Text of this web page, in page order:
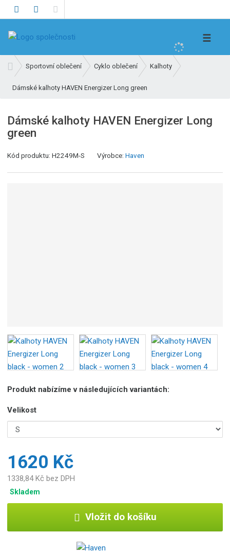
h
e
t
☰
v
o
í
s
r
Sportovní oblečení Cyklo oblečení Kalhoty
Dámské kalhoty HAVEN Energizer Long green
Dámské kalhoty HAVEN Energizer Long
green
Kód produktu:H2249M-S Výrobce:Haven
Produkt nabízíme v následujících variantách:
Velikost
1620 Kč
1338,84 Kč bez DPH
Skladem
Vložit do košíku